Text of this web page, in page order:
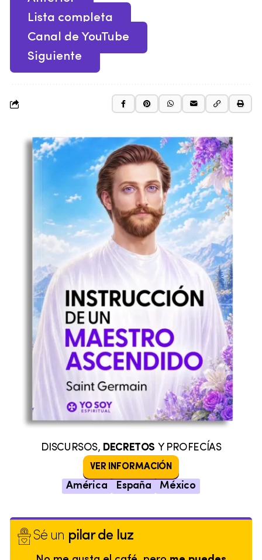
Lista completa
Canal de YouTube
Siguiente
DISCURSOS, DECRETOS Y PROFECÍAS
VER INFORMACIÓN
América España México
Sé un pilar de luz